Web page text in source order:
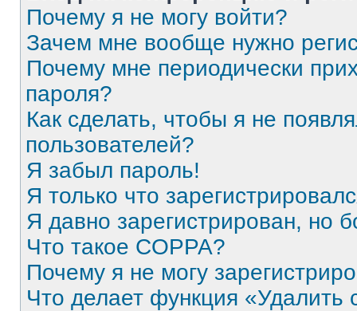
Почему я не могу войти?
Зачем мне вообще нужно
Почему мне периодически
пароля?
Как сделать, чтобы я не
пользователей?
Я забыл пароль!
Я только что
Я давно зарегистрирован, но
Что такое COPPA?
Почему я не могу
Что делает функция